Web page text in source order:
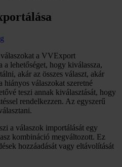
a VVExport
a lehetőséget, hogy kiválassza,
akár az összes választ, akár
hiányos válaszokat szeretné
teszi annak kiválasztását, hogy
rendelkezzen. Az egyszerű
a válaszok importálását egy
kombináció megváltozott. Ez
hozzáadását vagy eltávolítását